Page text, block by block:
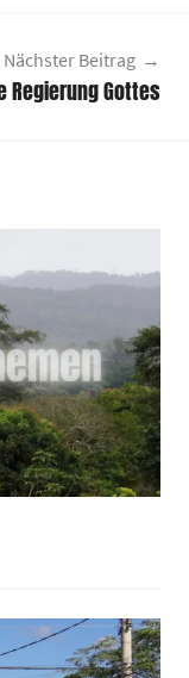
Nächster Beitrag
Regierung Gottes